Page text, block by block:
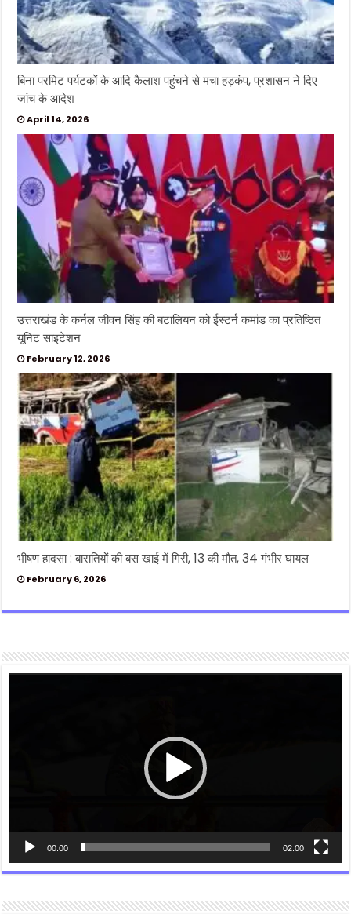
बिना परमिट पर्यटकों के आदि कैलाश पहुंचने से मचा हड़कंप, प्रशासन ने दिए
जांच के आदेश
April 14, 2026
उत्तराखंड के कर्नल जीवन सिंह की बटालियन को ईस्टर्न कमांड का प्रतिष्ठित
यूनिट साइटेशन
February 12, 2026
भीषण हादसा : बारातियों की बस खाई में गिरी, 13 की मौत, 34 गंभीर घायल
February 6, 2026
00:00 02:00